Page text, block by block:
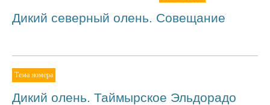
Дикий северный олень. Совещание
Тема номера
Дикий олень. Таймырское Эльдорадо